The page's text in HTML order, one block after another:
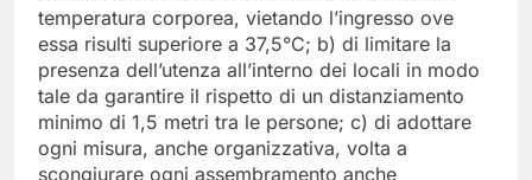
temperatura corporea, vietando l’ingresso ove
essa risulti superiore a 37,5°C; b) di limitare la
presenza dell’utenza all’interno dei locali in modo
tale da garantire il rispetto di un distanziamento
minimo di 1,5 metri tra le persone; c) di adottare
ogni misura, anche organizzativa, volta a
scongiurare ogni assembramento anche